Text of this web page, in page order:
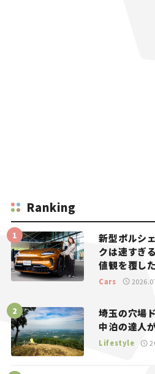
Ranking
新型ポルシ
クは速すぎ
値観を覆し
り。
Cars
埼玉の穴場
中泊の達人
Lifestyle